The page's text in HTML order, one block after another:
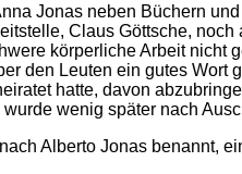
Jonas neben Büchern
Claus Göttsche,
körperliche Arbeit
den Leuten ein gutes
hatte, davon
wenig später nach
Alberto Jonas benannt,